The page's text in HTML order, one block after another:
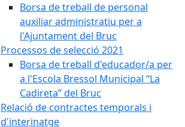
Borsa de treball de personal
auxiliar administratiu per a
l'Ajuntament del Bruc
Processos de selecció 2021
Borsa de treball d'educador/a per
a l'Escola Bressol Municipal “La
Cadireta” del Bruc
Relació de contractes temporals i
d'interinatge